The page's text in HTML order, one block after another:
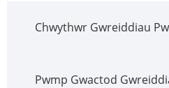
Chwythwr Gwreiddiau
Pwmp Gwactod